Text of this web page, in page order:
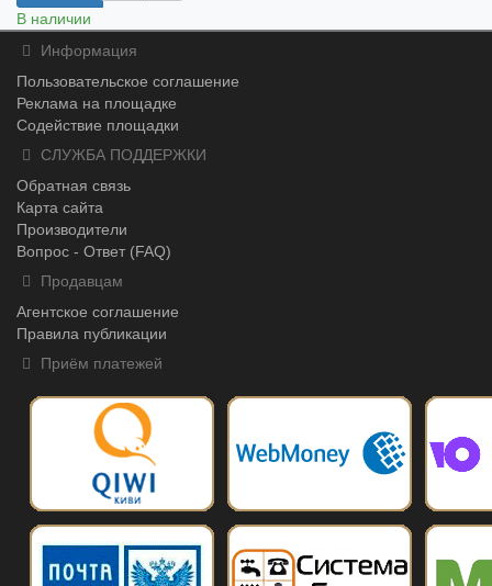
В наличии
Информация
Пользовательское соглашение
Реклама на площадке
Содействие площадки
СЛУЖБА ПОДДЕРЖКИ
Обратная связь
Карта сайта
Производители
Вопрос - Ответ (FAQ)
Продавцам
Агентское соглашение
Правила публикации
Приём платежей